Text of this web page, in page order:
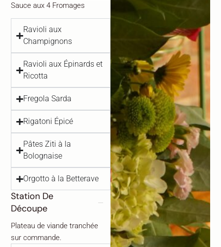
Sauce aux 4 Fromages
Ravioli aux
Champignons
Ravioli aux Épinards et
Ricotta
Fregola Sarda
Rigatoni Épicé
Pâtes Ziti à la
Bolognaise
Orgotto à la Betterave
Station De
Découpe
Plateau de viande tranchée
sur commande.